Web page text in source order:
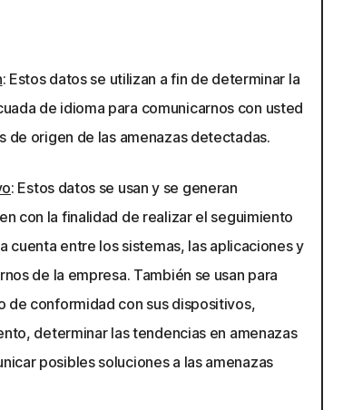
: Estos datos se utilizan a fin de determinar la
de idioma para comunicarnos con usted
de origen de las amenazas detectadas.
: Estos datos se usan y se generan
con la finalidad de realizar el seguimiento
cuenta entre los sistemas, las aplicaciones y
de la empresa. También se usan para
de conformidad con sus dispositivos,
determinar las tendencias en amenazas
posibles soluciones a las amenazas